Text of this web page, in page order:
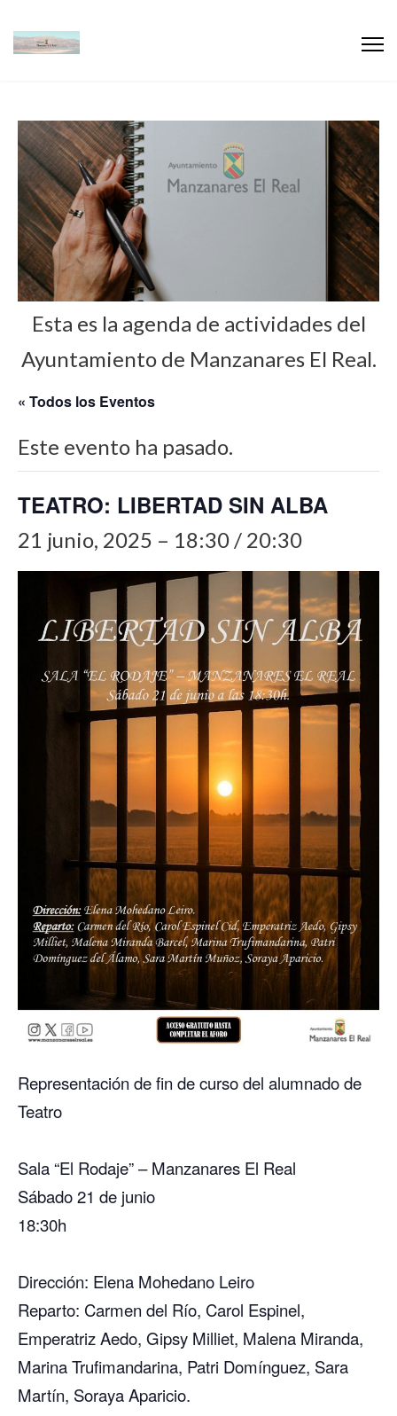
Esta es la agenda de actividades del
Ayuntamiento de Manzanares El Real.
« Todos los Eventos
Este evento ha pasado.
TEATRO: LIBERTAD SIN ALBA
21 junio, 2025 – 18:30 / 20:30
Representación de fin de curso del alumnado de
Teatro
Sala “El Rodaje” – Manzanares El Real
Sábado 21 de junio
18:30h
Dirección: Elena Mohedano Leiro
Reparto: Carmen del Río, Carol Espinel,
Emperatriz Aedo, Gipsy Milliet, Malena Miranda,
Marina Trufimandarina, Patri Domínguez, Sara
Martín, Soraya Aparicio.